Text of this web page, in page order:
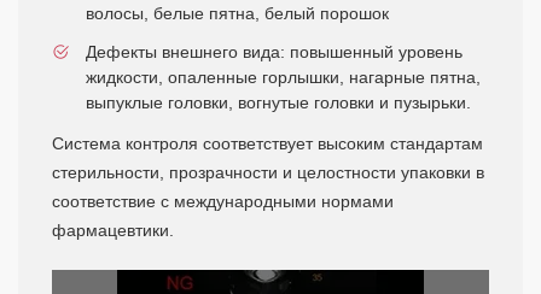
волосы, белые пятна, белый порошок
Дефекты внешнего вида: повышенный уровень
жидкости, опаленные горлышки, нагарные пятна,
выпуклые головки, вогнутые головки и пузырьки.
Система контроля соответствует высоким стандартам
стерильности, прозрачности и целостности упаковки в
соответствие с международными нормами
фармацевтики.